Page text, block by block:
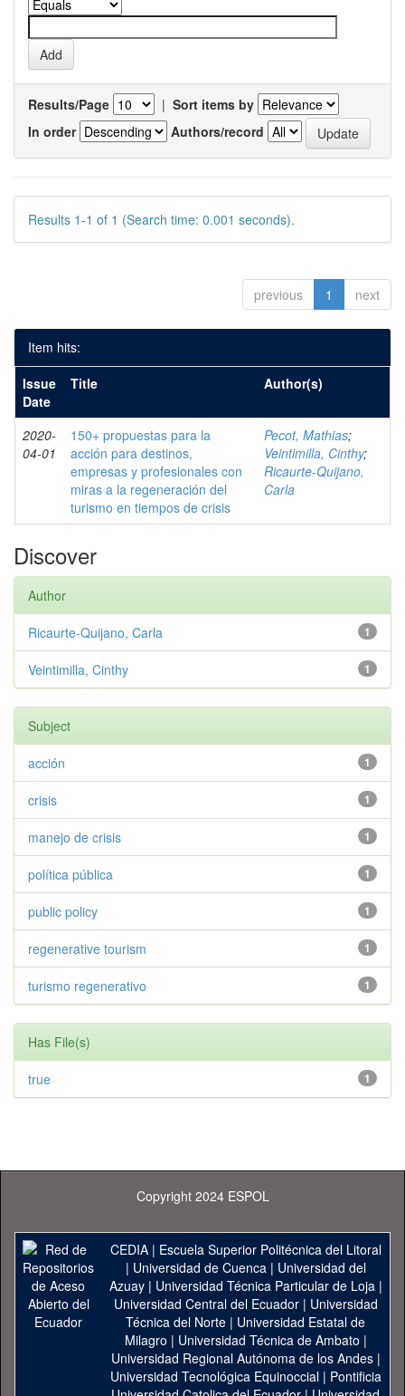
Results/Page | Sort items by
In order
Authors/record
Results 1-1 of 1 (Search time: 0.001 seconds).
previous 1 next
Item hits:
Issue
Date
Title Author(s)
2020-
04-01
150+ propuestas para la
acción para destinos,
empresas y profesionales con
miras a la regeneración del
turismo en tiempos de crisis
Pecot, Mathias;
Veintimilla, Cinthy;
Ricaurte-Quijano,
Carla
Discover
Author
1
Ricaurte-Quijano, Carla
1
Veintimilla, Cinthy
Subject
1
acción
1
crisis
1
manejo de crisis
1
política pública
1
public policy
1
regenerative tourism
1
turismo regenerativo
Has File(s)
1
true
Copyright 2024 ESPOL
CEDIA| Escuela Superior Politécnica del Litoral
| Universidad de Cuenca| Universidad del
Azuay| Universidad Técnica Particular de Loja|
Universidad Central del Ecuador| Universidad
Técnica del Norte | Universidad Estatal de
Milagro | Universidad Técnica de Ambato |
Universidad Regional Autónoma de los Andes|
Universidad Tecnológica Equinoccial| Pontificia